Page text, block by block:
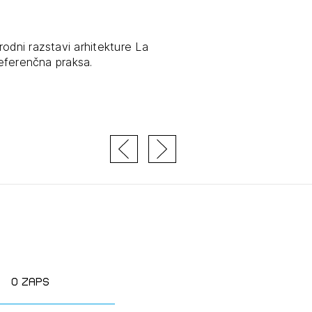
razstavi arhitekture La
praksa.
O zaps